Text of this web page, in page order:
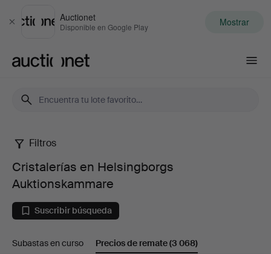
Cerrar
Auctionet
Disponible en Google Play Mostrar
Cristalerías
en
Helsingborgs
Auktionskammare
Filtros
Cristalerías en Helsingborgs
Auktionskammare
Suscribir búsqueda
Subastas en curso Precios de remate(3 068)